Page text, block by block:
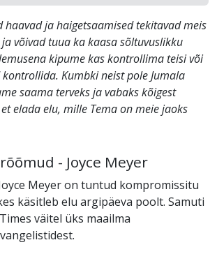
haavad ja haigetsaamised tekitavad meis
võivad tuua ka kaasa sõltuvuslikku
kipume kas kontrollima teisi või
Kumbki neist pole Jumala
saama terveks ja vabaks kõigest
elada elu, mille Tema on meie jaoks
- Joyce Meyer
Meyer on tuntud kompromissitu
käsitleb elu argipäeva poolt. Samuti
väitel üks maailma